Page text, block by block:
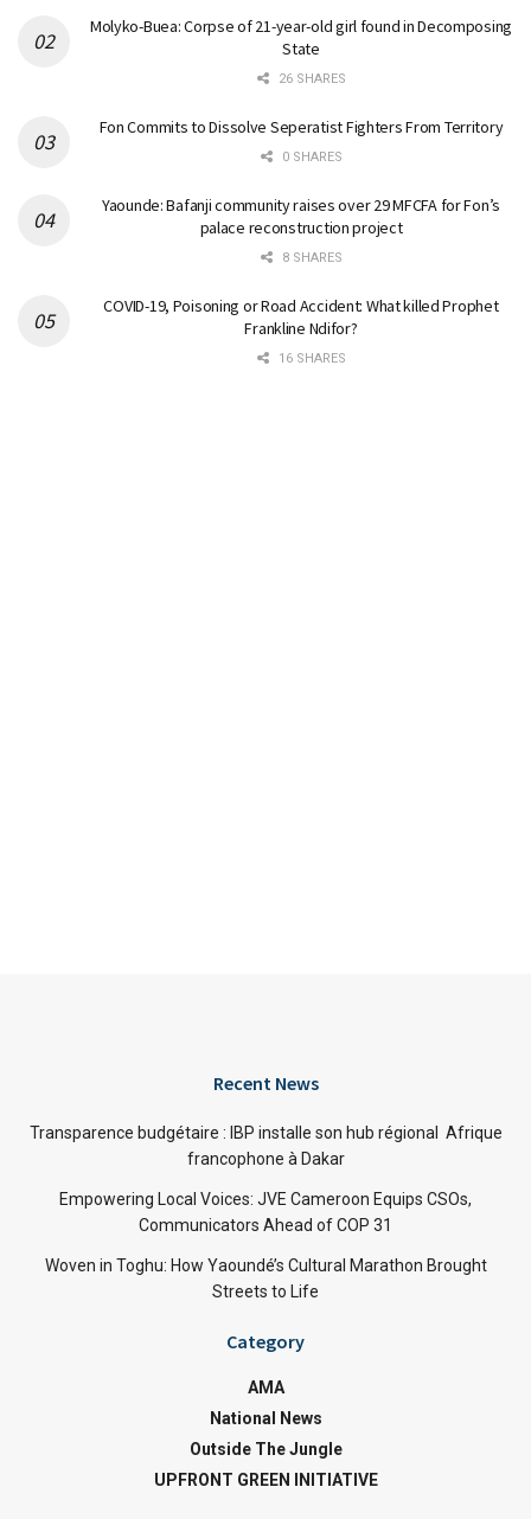
Molyko-Buea: Corpse of 21-year-old girl found in Decomposing
State
26 SHARES
Fon Commits to Dissolve Seperatist Fighters From Territory
0 SHARES
Yaounde: Bafanji community raises over 29 MFCFA for Fon’s
palace reconstruction project
8 SHARES
COVID-19, Poisoning or Road Accident: What killed Prophet
Frankline Ndifor?
16 SHARES
Recent News
Transparence budgétaire : IBP installe son hub régional Afrique
francophone à Dakar
Empowering Local Voices: JVE Cameroon Equips CSOs,
Communicators Ahead of COP 31
Woven in Toghu: How Yaoundé’s Cultural Marathon Brought
Streets to Life
Category
AMA
National News
Outside The Jungle
UPFRONT GREEN INITIATIVE